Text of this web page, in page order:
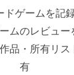
4 12
ドゲームを記
ムのレビュー
品・所有リス
有